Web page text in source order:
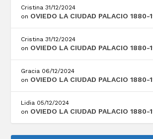
Cristina 31/12/2024
on OVIEDO LA CIUDAD PALACIO 1880-
Cristina 31/12/2024
on OVIEDO LA CIUDAD PALACIO 1880-
Gracia 06/12/2024
on OVIEDO LA CIUDAD PALACIO 1880-
Lidia 05/12/2024
on OVIEDO LA CIUDAD PALACIO 1880-